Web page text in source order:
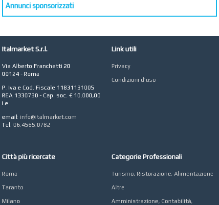
Annunci sponsorizzati
Italmarket S.r.l.
Via Alberto Franchetti 20
00124 - Roma
P. Iva e Cod. Fiscale 11831131005
REA 1330730 - Cap. soc. € 10.000,00
i.e.
email: info@italmarket.com
Tel. 06.4565.0782
Link utili
Privacy
Condizioni d'uso
Città più ricercate
Roma
Taranto
Milano
Categorie Professionali
Turismo, Ristorazione, Alimentazione
Altre
Amministrazione, Contabilità,